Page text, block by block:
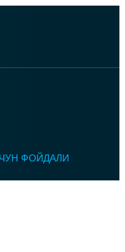
ФОЙДАЛИ